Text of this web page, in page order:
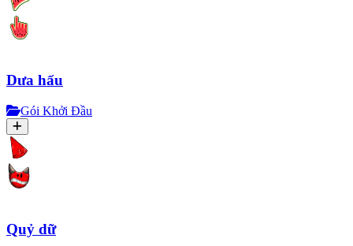
Dưa hấu
Gói Khởi Đầu
Quỷ dữ